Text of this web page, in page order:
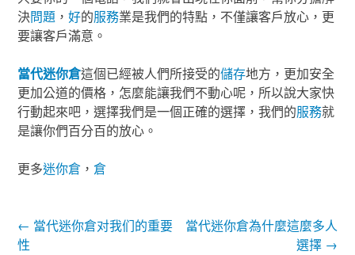
決問題 ，好的服務業是我們的特點，不僅讓客戶放心，更
要讓客戶滿意。
當代迷你倉這個已經被人們所接受的儲存地方，更加安全
更加公道的價格，怎麼能讓我們不動心呢，所以說大家快
行動起來吧，選擇我們是一個正確的選擇，我們的服務就
是讓你們百分百的放心。
更多迷你倉 ，倉
Post navigation
← 當代迷你倉对我们的重要
性
當代迷你倉為什麼這麼多人
選擇 →